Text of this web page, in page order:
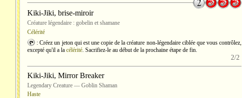
Kiki-Jiki, brise-miroir
Créature légendaire : gobelin et shamane
Célérité
: Créez un jeton qui est une copie de la créature non-légendaire ciblée que vous contrôlez,
excepté qu'il a la célérité. Sacrifiez-le au début de la prochaine étape de fin.
2/2
Kiki-Jiki, Mirror Breaker
Legendary Creature — Goblin Shaman
Haste